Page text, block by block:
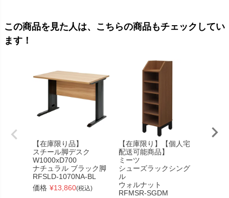
この商品を見た人は、こちらの商品もチェックしてい
ます！
【在庫限り品】
スチール脚デスク
W1000xD700
ナチュラル ブラック脚
RFSLD-1070NA-BL
価格 ¥13,860(税込)
【在庫限り】【個人宅
配送可能商品】
ミーツ
シューズラックシング
ル
ウォルナット
RFMSR-SGDM